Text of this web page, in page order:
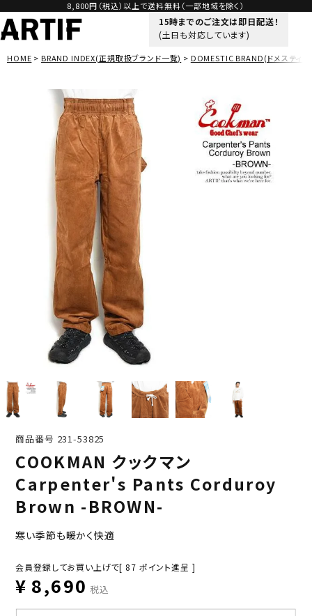
8,800円（税込）以上で送料無料（一部地域を除く）
15時までのご注文は即日配送！
(土日も対応しています)
HOME BRAND INDEX(正規取扱ブランド一覧) DOMESTIC BRAND(ドメスティッ
商品番号 231-53825
COOKMAN クックマン
Carpenter's Pants Corduroy
Brown -BROWN-
寒い季節も暖かく快適
会員登録してお買い上げで[ 87 ポイント進呈 ]
¥ 8,690 税込